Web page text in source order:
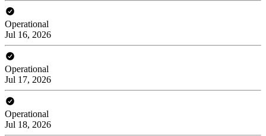
Operational
Jul 16, 2026
Operational
Jul 17, 2026
Operational
Jul 18, 2026